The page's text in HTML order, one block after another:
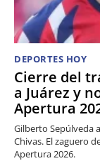
DEPORTES HOY
Cierre del
a Juárez y
Apertura
Gilberto Sepúlveda
Chivas. El zaguero
Apertura 2026.